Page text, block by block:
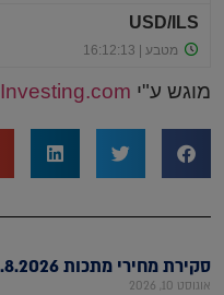
מוגש ע"י Investing.com
סקירת מחירי מתכות 6.8.2026
אוגוסט 10, 2026